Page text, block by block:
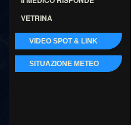
VETRINA
VIDEO SPOT & LINK
SITUAZIONE METEO